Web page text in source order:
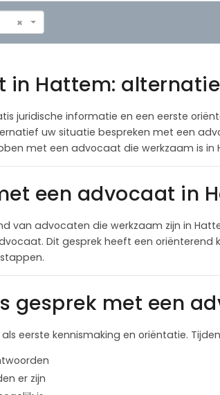
×
in Hattem:
juridische informatie en een eerste
uw situatie bespreken met een
met een advocaat die werkzaam is in
een advocaat in
van advocaten die werkzaam zijn in
Dit gesprek heeft een oriënterend
gesprek met een
eerste kennismaking en oriëntatie.
er zijn